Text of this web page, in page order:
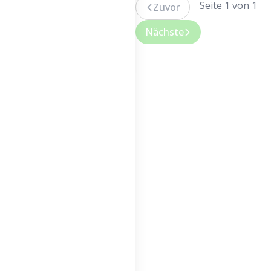
direkt zu Ihnen
nach Hause.
Zuvor
Seite 1 von 1
Nächste